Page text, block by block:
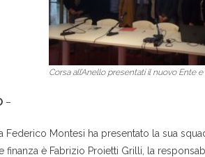
Corsa all’Anello presentati il nuovo Ente
–
Federico Montesi ha presentato la sua
finanza è Fabrizio Proietti Grilli, la